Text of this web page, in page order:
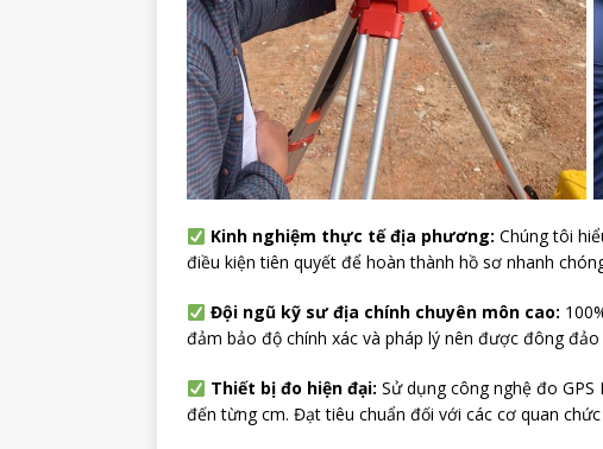
Kinh nghiệm thực tế địa phương: Chúng tôi
điều kiện tiên quyết để hoàn thành hồ sơ nhanh
Đội ngũ kỹ sư địa chính chuyên môn cao:
đảm bảo độ chính xác và pháp lý nên được đông đảo
Thiết bị đo hiện đại: Sử dụng công nghệ đo
đến từng cm. Đạt tiêu chuẩn đối với các cơ quan